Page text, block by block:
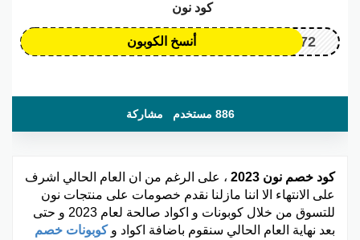
كود نون
OP172 أنسخ الكوبون
886 مستخدم مشاركة
كود خصم نون 2023
، على الرغم من ان العام الحالي اشرف
على الانتهاء الا اننا مازلنا نقدم خصومات على منتجات نون
للتسوق من خلال كوبونات و اكواد صالحة لعام 2023 و حتى
بعد نهاية العام الحالي سنقوم باضافة اكواد وكوبونات خصم